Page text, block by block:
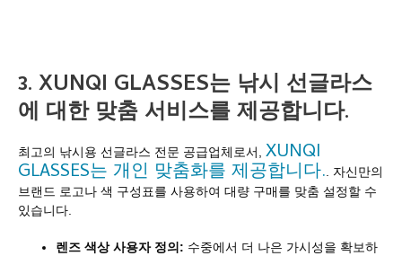
3. XUNQI GLASSES는 낚시 선글라스
에 대한 맞춤 서비스를 제공합니다.
최고의 낚시용 선글라스 전문 공급업체로서, XUNQI
GLASSES는 개인 맞춤화를 제공합니다. . 자신만의
브랜드 로고나 색 구성표를 사용하여 대량 구매를 맞춤 설정할 수
있습니다.
렌즈 색상 사용자 정의: 수중에서 더 나은 가시성을 확보하